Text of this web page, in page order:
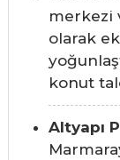
merkezi
olarak
konut
Altyapı